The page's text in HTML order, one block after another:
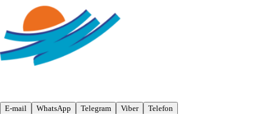
E-mail WhatsApp Telegram Viber Telefon